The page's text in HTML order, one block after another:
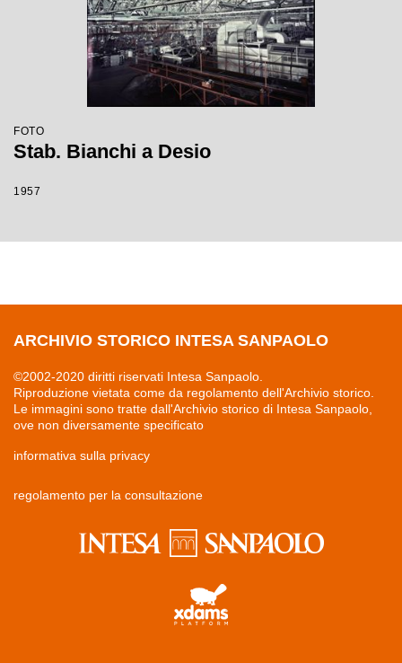
FOTO
Stab. Bianchi a Desio
1957
ARCHIVIO STORICO INTESA SANPAOLO
©2002-2020 diritti riservati Intesa Sanpaolo.
Riproduzione vietata come da regolamento dell'Archivio storico.
Le immagini sono tratte dall'Archivio storico di Intesa Sanpaolo,
ove non diversamente specificato
informativa sulla privacy
regolamento per la consultazione